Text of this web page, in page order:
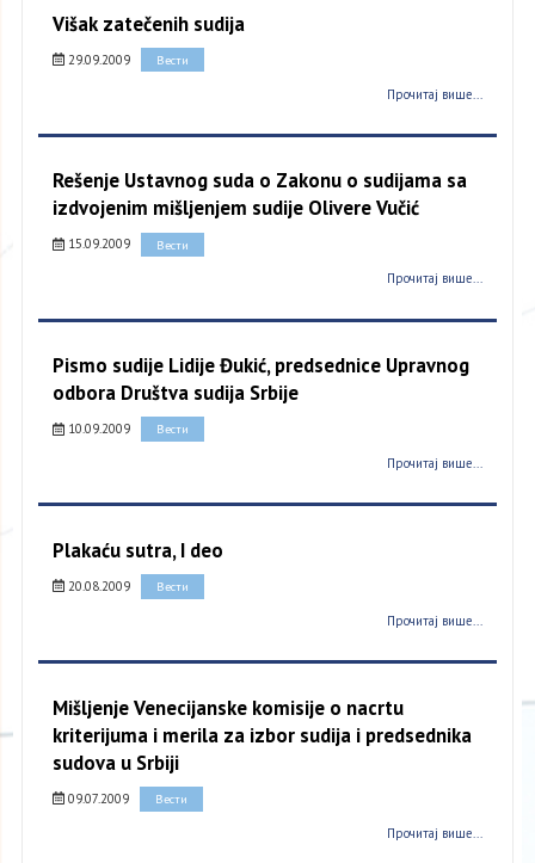
Višak zatečenih sudija
29.09.2009 Вести
Прочитај више...
Rešenje Ustavnog suda o Zakonu o sudijama sa
izdvojenim mišljenjem sudije Olivere Vučić
15.09.2009 Вести
Прочитај више...
Pismo sudije Lidije Đukić, predsednice Upravnog
odbora Društva sudija Srbije
10.09.2009 Вести
Прочитај више...
Plakaću sutra, I deo
20.08.2009 Вести
Прочитај више...
Mišljenje Venecijanske komisije o nacrtu
kriterijuma i merila za izbor sudija i predsednika
sudova u Srbiji
09.07.2009 Вести
Прочитај више...